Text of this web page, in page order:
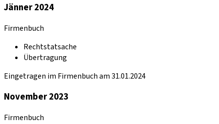
Jänner 2024
Firmenbuch
Rechtstatsache
Übertragung
Eingetragen im Firmenbuch am 31.01.2024
November 2023
Firmenbuch